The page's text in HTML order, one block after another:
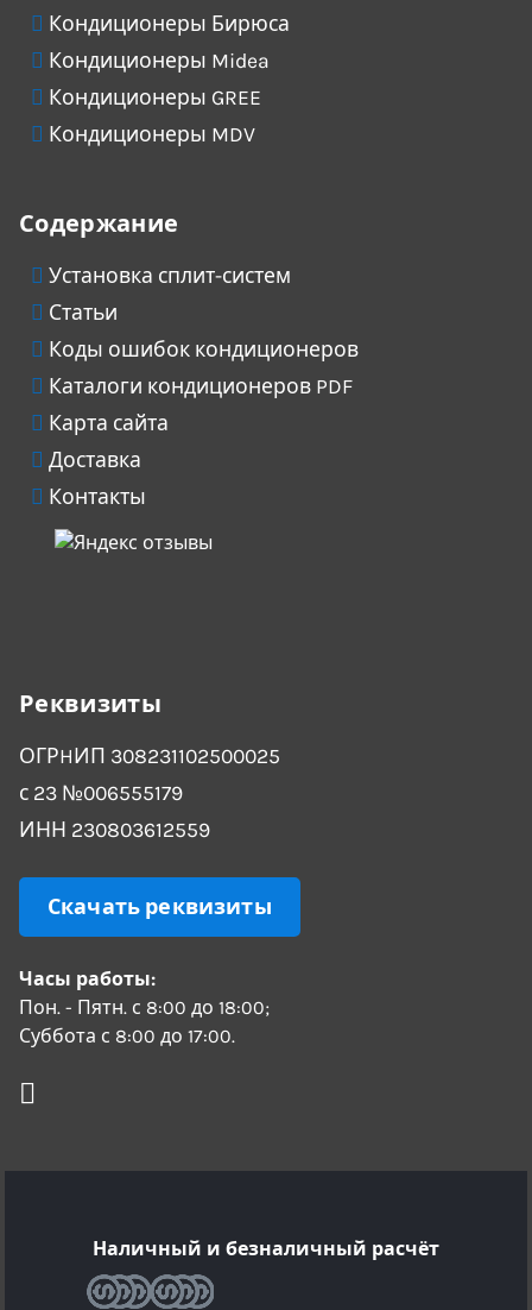
Кондиционеры Бирюса
Кондиционеры Midea
Кондиционеры GREE
Кондиционеры MDV
Содержание
Установка сплит-систем
Статьи
Коды ошибок кондиционеров
Каталоги кондиционеров PDF
Карта сайта
Доставка
Контакты
Реквизиты
ОГРHИП 308231102500025
с 23 №006555179
ИНН 230803612559
Скачать реквизиты
Часы работы:
Пон. - Пятн. с 8:00 до 18:00;
Суббота с 8:00 до 17:00.
Наличный и безналичный расчёт